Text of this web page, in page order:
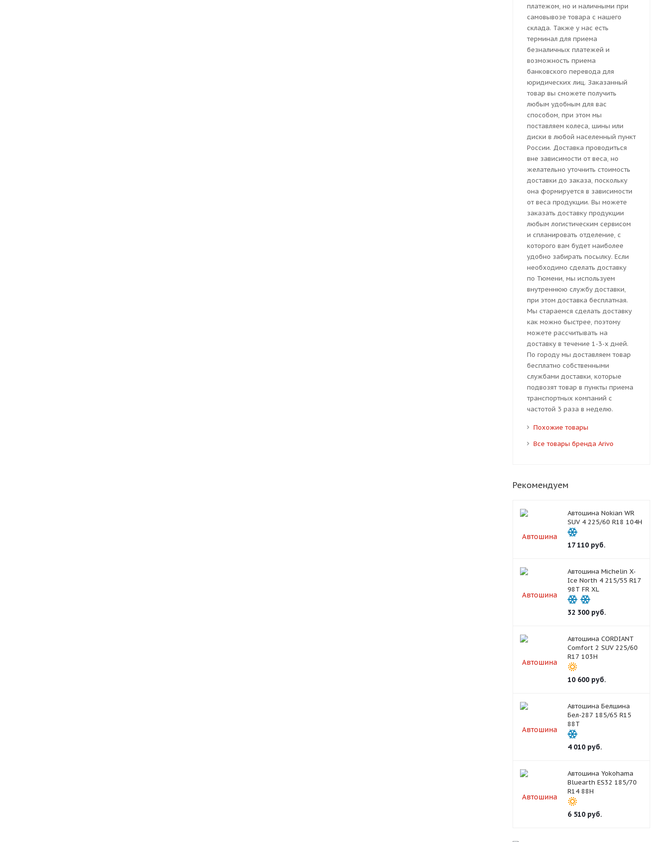
платежом, но и наличными при
самовывозе товара с нашего
склада. Также у нас есть
терминал для приема
безналичных платежей и
возможность приема
банковского перевода для
юридических лиц. Заказанный
товар вы сможете получить
любым удобным для вас
способом, при этом мы
поставляем колеса, шины или
диски в любой населенный пункт
России. Доставка проводиться
вне зависимости от веса, но
желательно уточнить стоимость
доставки до заказа, поскольку
она формируется в зависимости
от веса продукции. Вы можете
заказать доставку продукции
любым логистическим сервисом
и спланировать отделение, с
которого вам будет наиболее
удобно забирать посылку. Если
необходимо сделать доставку
по Тюмени, мы используем
внутреннюю службу доставки,
при этом доставка бесплатная.
Мы стараемся сделать доставку
как можно быстрее, поэтому
можете рассчитывать на
доставку в течение 1-3-х дней.
По городу мы доставляем товар
бесплатно собственными
службами доставки, которые
подвозят товар в пункты приема
транспортных компаний с
частотой 3 раза в неделю.
Похожие товары
Все товары бренда Arivo
Рекомендуем
Автошина Nokian WR
SUV 4 225/60 R18 104H
17 110руб.
Автошина Michelin X-
Ice North 4 215/55 R17
98T FR XL
32 300руб.
Автошина CORDIANT
Comfort 2 SUV 225/60
R17 103H
10 600руб.
Автошина Белшина
Бел-287 185/65 R15
88T
4 010руб.
Автошина Yokohama
Bluearth ES32 185/70
R14 88H
6 510руб.